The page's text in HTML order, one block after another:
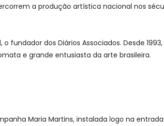
a produção artística nacional nos
fundador dos Diários Associados. Desde
e grande entusiasta da arte brasileira.
Maria Martins, instalada logo na